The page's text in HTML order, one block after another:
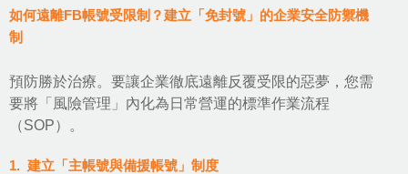
如何遠離FB帳號受限制？建立「免封號」的企業安全防禦機
制
預防勝於治療。要讓企業徹底遠離反覆受限的惡夢，您需
要將「風險管理」內化為日常營運的標準作業流程
（SOP）。
1. 建立「主帳號與備援帳號」制度